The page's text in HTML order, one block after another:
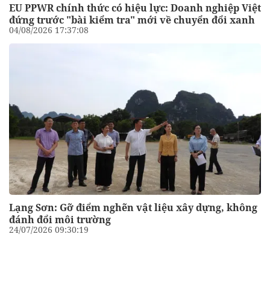
EU PPWR chính thức có hiệu lực: Doanh nghiệp Việt
đứng trước "bài kiểm tra" mới về chuyển đổi xanh
04/08/2026 17:37:08
Lạng Sơn: Gỡ điểm nghẽn vật liệu xây dựng, không
đánh đổi môi trường
24/07/2026 09:30:19